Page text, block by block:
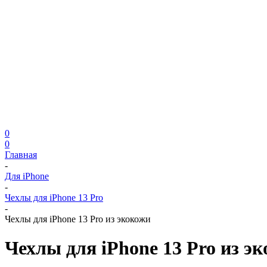
0
0
Главная
-
Для iPhone
-
Чехлы для iPhone 13 Pro
-
Чехлы для iPhone 13 Pro из экокожи
Чехлы для iPhone 13 Pro из